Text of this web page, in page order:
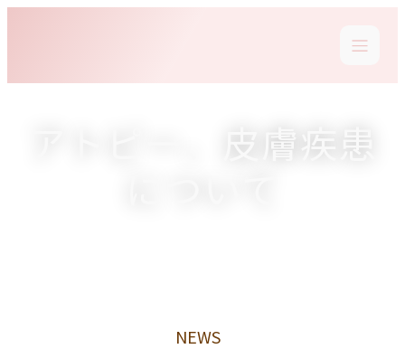
アトピー、皮膚疾患
NEWS